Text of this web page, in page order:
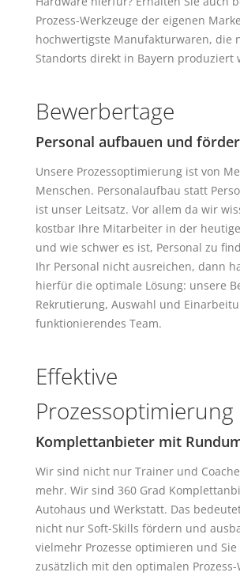
Prozess-Werkzeuge der eigenen Marke
hochwertigste Manufakturwaren, die
Standorts direkt in Bayern produziert
Bewerbertage
Personal aufbauen und
Unsere Prozessoptimierung ist von
Menschen. Personalaufbau statt
ist unser Leitsatz. Vor allem da wir
kostbar Ihre Mitarbeiter in der
und wie schwer es ist, Personal zu
Ihr Personal nicht ausreichen, dann
hierfür die optimale Lösung: unsere
Rekrutierung, Auswahl und
funktionierendes Team.
Effektive
Prozessoptimierung
Komplettanbieter mit
Wir sind nicht nur Trainer und
mehr. Wir sind 360 Grad
Autohaus und Werkstatt. Das
nicht nur Soft-Skills fördern und
vielmehr Prozesse optimieren und
zusätzlich mit den optimalen Prozess-